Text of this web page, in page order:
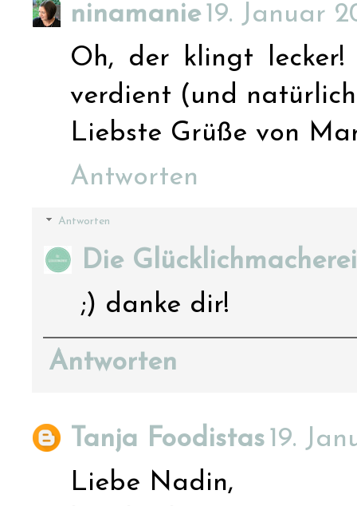
ninamanie 19. Januar
Oh, der klingt
verdient (und
Liebste Grüße von
Antworten
Antworten
Die Glücklichmacherei
;) danke dir!
Antworten
Tanja Foodistas 19.
Liebe Nadin,